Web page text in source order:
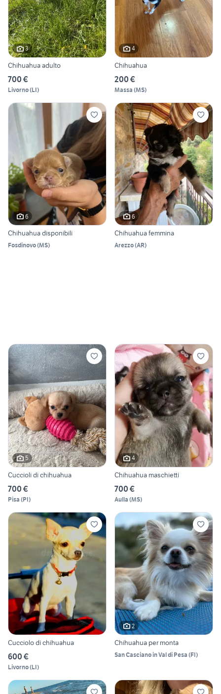
3
Chihuahua adulto
700 €
Livorno(LI)
4
Chihuahua
200 €
Massa (MS)
6
Chihuahua disponibili
Fosdinovo(MS)
6
Chihuahua femmina
Arezzo(AR)
5
Cuccioli di chihuahua
700 €
Pisa (PI)
4
Chihuahua maschietti
700 €
Aulla (MS)
Cucciolo di chihuahua
600 €
Livorno(LI)
2
Chihuahua per monta
San Casciano in Val di Pesa (FI)